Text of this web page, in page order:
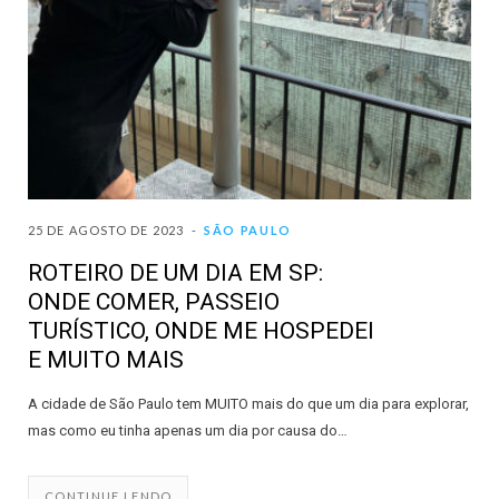
SÃO PAULO
25 DE AGOSTO DE 2023
ROTEIRO DE UM DIA EM SP:
ONDE COMER, PASSEIO
TURÍSTICO, ONDE ME HOSPEDEI
E MUITO MAIS
A cidade de São Paulo tem MUITO mais do que um dia para explorar,
mas como eu tinha apenas um dia por causa do…